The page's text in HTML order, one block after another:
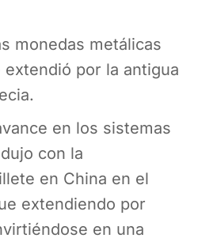
monedas metálicas
por la antigua
en los sistemas
con la
en China en el
extendiendo por
en una